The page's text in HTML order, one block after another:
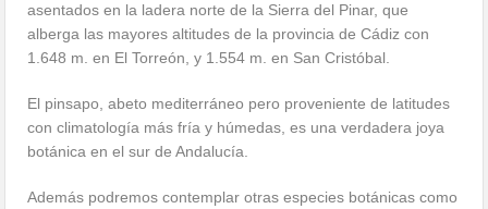
asentados en la ladera norte de la Sierra del Pinar, que
alberga las mayores altitudes de la provincia de Cádiz con
1.648 m. en El Torreón, y 1.554 m. en San Cristóbal.
El pinsapo, abeto mediterráneo pero proveniente de latitudes
con climatología más fría y húmedas, es una verdadera joya
botánica en el sur de Andalucía.
Además podremos contemplar otras especies botánicas como